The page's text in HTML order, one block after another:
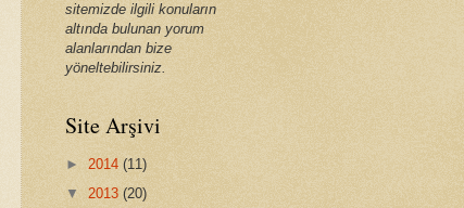
sitemizde ilgili konuların
altında bulunan yorum
alanlarından bize
yöneltebilirsiniz.
Site Arşivi
► 2014 (11)
▼ 2013 (20)